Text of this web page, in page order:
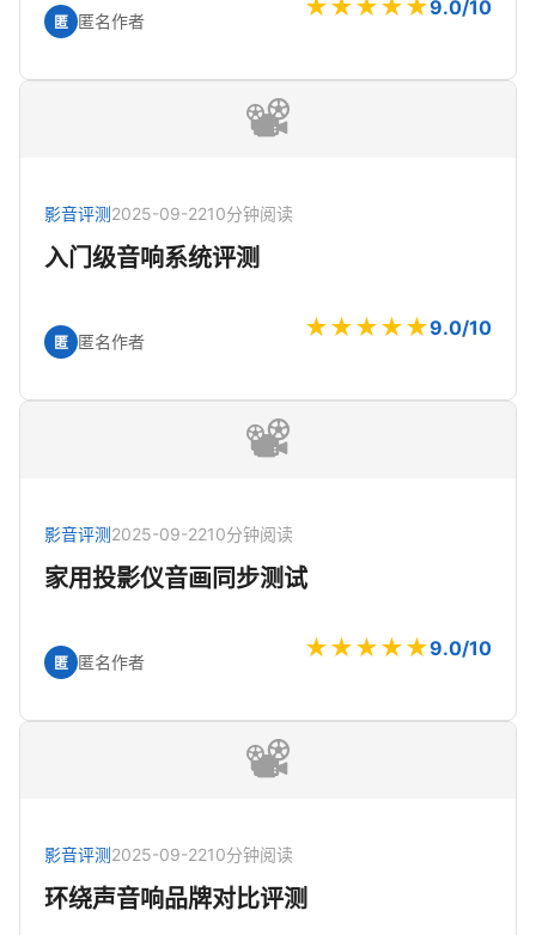
匿 匿名作者 ★★★★★9.0/10
📽️
影音评测2025-09-2210分钟阅读
入门级音响系统评测
匿 匿名作者 ★★★★★9.0/10
📽️
影音评测2025-09-2210分钟阅读
家用投影仪音画同步测试
匿 匿名作者 ★★★★★9.0/10
📽️
影音评测2025-09-2210分钟阅读
环绕声音响品牌对比评测